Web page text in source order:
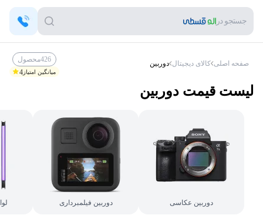
جستجو در
صفحه اصلی کالای دیجیتال دوربین
4 میانگین امتیاز
426محصول
لیست قیمت دوربین
دوربین عکاسی دوربین فیلمبرداری